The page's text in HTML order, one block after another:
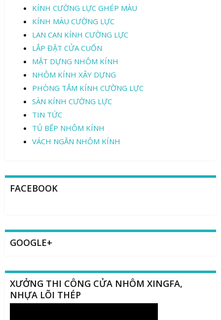
KÍNH CƯỜNG LỰC GHÉP MÀU
KÍNH MÀU CƯỜNG LỰC
LAN CAN KÍNH CƯỜNG LỰC
LẮP ĐẶT CỬA CUỐN
MẶT DỰNG NHÔM KÍNH
NHÔM KÍNH XÂY DỰNG
PHÒNG TẮM KÍNH CƯỜNG LỰC
SÀN KÍNH CƯỜNG LỰC
TIN TỨC
TỦ BẾP NHÔM KÍNH
VÁCH NGĂN NHÔM KÍNH
FACEBOOK
GOOGLE+
XƯỞNG THI CÔNG CỬA NHÔM XINGFA,
NHỰA LÕI THÉP